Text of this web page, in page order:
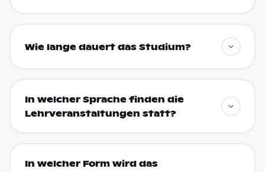
Wie lange dauert das Studium?
In welcher Sprache finden die
Lehrveranstaltungen statt?
In welcher Form wird das